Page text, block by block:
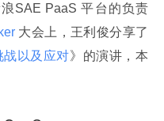
SAE PaaS 平台的负责
大会上，王利俊分享了
战以及应对》的演讲，本